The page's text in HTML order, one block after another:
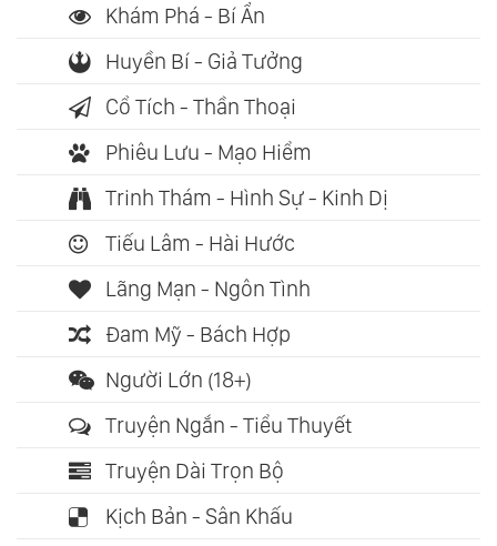
Khám Phá - Bí Ẩn
Huyền Bí - Giả Tưởng
Cổ Tích - Thần Thoại
Phiêu Lưu - Mạo Hiểm
Trinh Thám - Hình Sự - Kinh Dị
Tiếu Lâm - Hài Hước
Lãng Mạn - Ngôn Tình
Đam Mỹ - Bách Hợp
Người Lớn (18+)
Truyện Ngắn - Tiểu Thuyết
Truyện Dài Trọn Bộ
Kịch Bản - Sân Khấu